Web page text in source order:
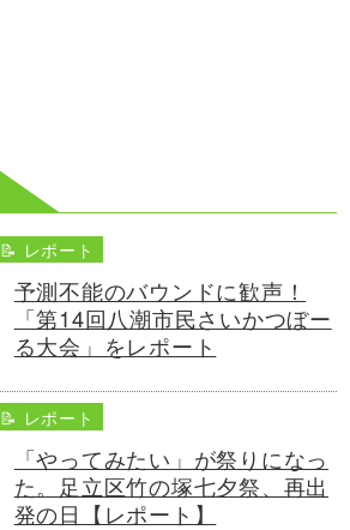
📝 レポート
予測不能のバウンドに歓声！
「第14回八潮市民さいかつぼー
る大会」をレポート
📝 レポート
「やってみたい」が祭りになっ
た。足立区竹の塚七夕祭、再出
発の日【レポート】